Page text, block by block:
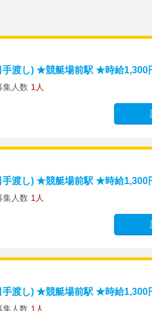
渡し) ★競艇場前駅 ★時給1,300
集人数 1人
渡し) ★競艇場前駅 ★時給1,300
集人数 1人
渡し) ★競艇場前駅 ★時給1,300
集人数 1人